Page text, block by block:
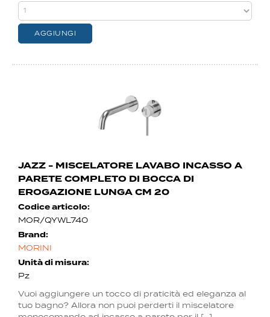
JAZZ - MISCELATORE LAVABO INCASSO A
PARETE COMPLETO DI BOCCA DI
EROGAZIONE LUNGA CM 20
Codice articolo:
MOR/QYWL740
Brand:
MORINI
Unità di misura:
Pz
Vuoi aggiungere un tocco di praticità ed eleganza al
tuo bagno? Allora non puoi perderti il miscelatore